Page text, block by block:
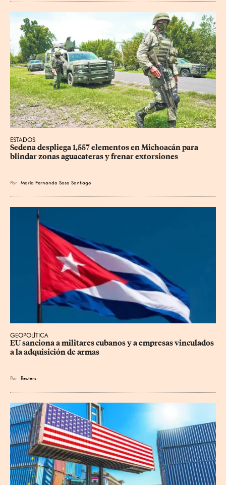
ESTADOS
Sedena despliega 1,557 elementos en Michoacán para
blindar zonas aguacateras y frenar extorsiones
Por María Fernanda Sosa Santiago
GEOPOLÍTICA
EU sanciona a militares cubanos y a empresas vinculados
a la adquisición de armas
Por Reuters